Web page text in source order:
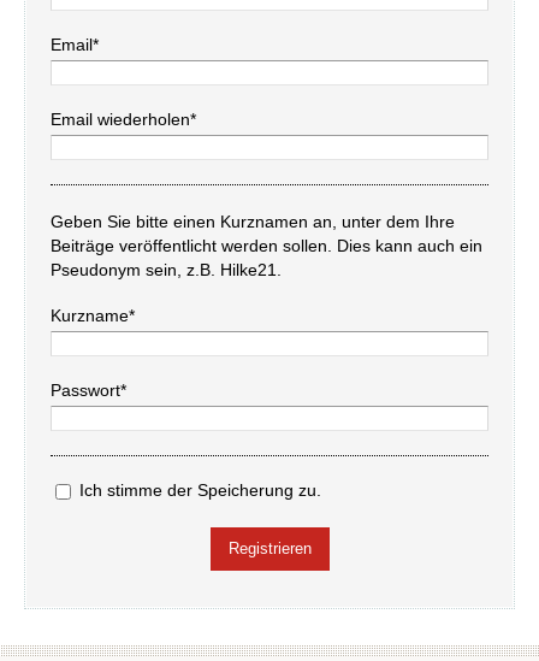
Email*
Email wiederholen*
Geben Sie bitte einen Kurznamen an, unter dem Ihre
Beiträge veröffentlicht werden sollen. Dies kann auch ein
Pseudonym sein, z.B. Hilke21.
Kurzname*
Passwort*
Ich stimme der Speicherung zu.